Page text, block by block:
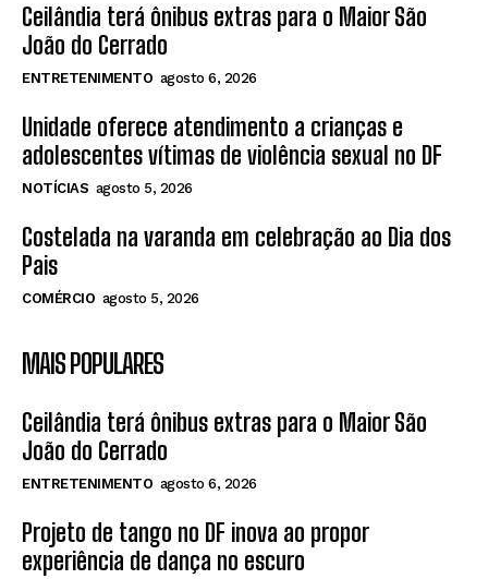
Ceilândia terá ônibus extras para o Maior São
João do Cerrado
ENTRETENIMENTO agosto 6, 2026
Unidade oferece atendimento a crianças e
adolescentes vítimas de violência sexual no DF
NOTÍCIAS agosto 5, 2026
Costelada na varanda em celebração ao Dia dos
Pais
COMÉRCIO agosto 5, 2026
MAIS POPULARES
Ceilândia terá ônibus extras para o Maior São
João do Cerrado
ENTRETENIMENTO agosto 6, 2026
Projeto de tango no DF inova ao propor
experiência de dança no escuro